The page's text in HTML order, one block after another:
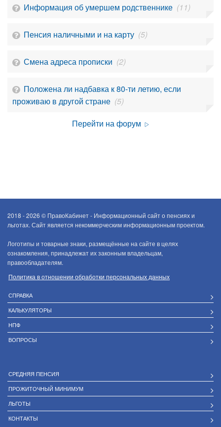
Информация об умершем родственнике (11)
Пенсия наличными и на карту (5)
Смена адреса прописки (2)
Положена ли надбавка к 80-ти летию, если
проживаю в другой стране (5)
Перейти на форум
2018 - 2026 © ПравоКабинет - Информационный сайт о пенсиях и
льготах. Сайт является некоммерческим информационным проектом.
Логотипы и товарные знаки, размещённые на сайте в целях
ознакомления, принадлежат их законным владельцам,
правообладателям.
Политика в отношении обработки персональных данных
СПРАВКА
КАЛЬКУЛЯТОРЫ
НПФ
ВОПРОСЫ
СРЕДНЯЯ ПЕНСИЯ
ПРОЖИТОЧНЫЙ МИНИМУМ
ЛЬГОТЫ
КОНТАКТЫ